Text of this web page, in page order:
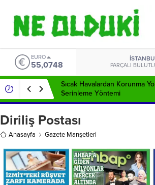
EURO
55,0748 PARÇALI
Sıcak Havalardan Korunma
Serinleme Yöntemi
Diriliş Postası
Anasayfa Gazete Manşetleri